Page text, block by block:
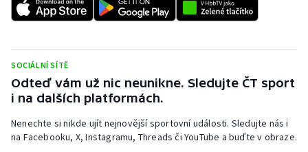
SOCIÁLNÍ SÍTĚ
Odteď vám už nic neunikne. Sledujte ČT sport
i na dalších platformách.
Nenechte si nikde ujít nejnovější sportovní události. Sledujte nás i
na Facebooku, X, Instagramu, Threads či YouTube a buďte v obraze.